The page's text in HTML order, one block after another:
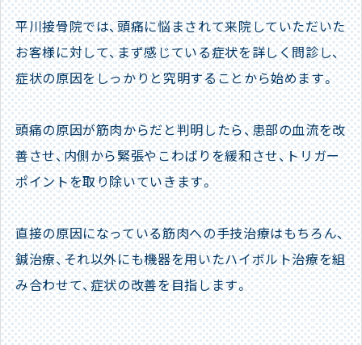
平川接骨院では、頭痛に悩まされて来院していただいた
お客様に対して、まず感じている症状を詳しく問診し、
症状の原因をしっかりと究明することから始めます。
頭痛の原因が筋肉からだと判明したら、患部の血流を改
善させ、内側から緊張やこわばりを緩和させ、トリガー
ポイントを取り除いていきます。
直接の原因になっている筋肉への手技治療はもちろん、
鍼治療、それ以外にも機器を用いたハイボルト治療を組
み合わせて、症状の改善を目指します。